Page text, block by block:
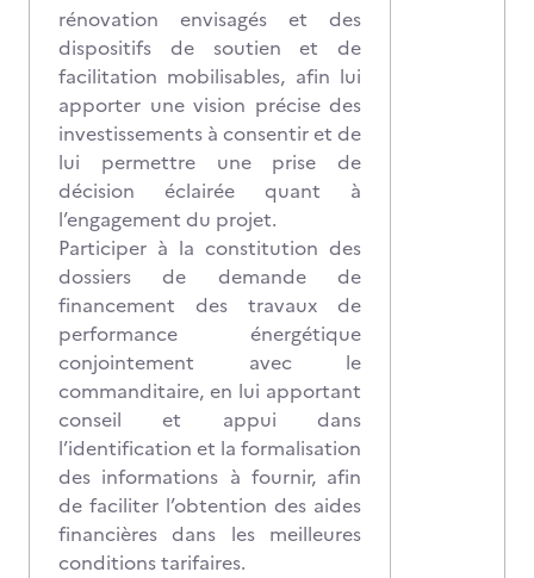
rénovation envisagés et des
dispositifs de soutien et de
facilitation mobilisables, afin lui
apporter une vision précise des
investissements à consentir et de
lui permettre une prise de
décision éclairée quant à
l’engagement du projet.
Participer à la constitution des
dossiers de demande de
financement des travaux de
performance énergétique
conjointement avec le
commanditaire, en lui apportant
conseil et appui dans
l’identification et la formalisation
des informations à fournir, afin
de faciliter l’obtention des aides
financières dans les meilleures
conditions tarifaires.